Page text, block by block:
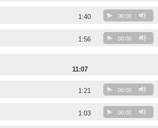
1:40 00:00
1:56 00:00
11:07
1:21 00:00
1:03 00:00